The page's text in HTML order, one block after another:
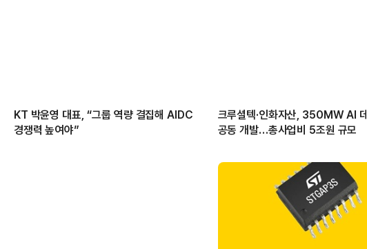
KT 박윤영 대표, “그룹 역량 결집해 AIDC
경쟁력 높여야”
크루셜텍·인화자산, 350MW AI
공동 개발…총사업비 5조원 규모